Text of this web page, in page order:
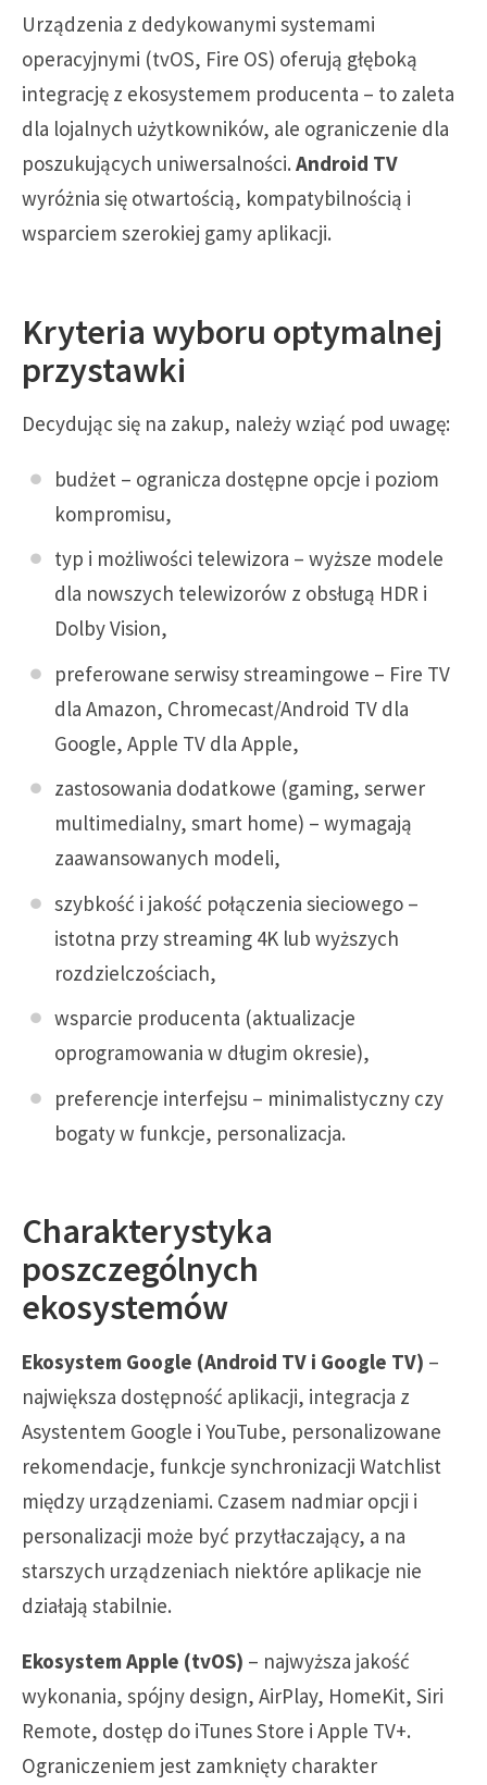
Urządzenia z dedykowanymi systemami
operacyjnymi (tvOS, Fire OS) oferują głęboką
integrację z ekosystemem producenta – to zaleta
dla lojalnych użytkowników, ale ograniczenie dla
poszukujących uniwersalności. Android TV
wyróżnia się otwartością, kompatybilnością i
wsparciem szerokiej gamy aplikacji.
Kryteria wyboru optymalnej
przystawki
Decydując się na zakup, należy wziąć pod uwagę:
budżet – ogranicza dostępne opcje i poziom
kompromisu,
typ i możliwości telewizora – wyższe modele
dla nowszych telewizorów z obsługą HDR i
Dolby Vision,
preferowane serwisy streamingowe – Fire TV
dla Amazon, Chromecast/Android TV dla
Google, Apple TV dla Apple,
zastosowania dodatkowe (gaming, serwer
multimedialny, smart home) – wymagają
zaawansowanych modeli,
szybkość i jakość połączenia sieciowego –
istotna przy streaming 4K lub wyższych
rozdzielczościach,
wsparcie producenta (aktualizacje
oprogramowania w długim okresie),
preferencje interfejsu – minimalistyczny czy
bogaty w funkcje, personalizacja.
Charakterystyka
poszczególnych
ekosystemów
Ekosystem Google (Android TV i Google TV) –
największa dostępność aplikacji, integracja z
Asystentem Google i YouTube, personalizowane
rekomendacje, funkcje synchronizacji Watchlist
między urządzeniami. Czasem nadmiar opcji i
personalizacji może być przytłaczający, a na
starszych urządzeniach niektóre aplikacje nie
działają stabilnie.
Ekosystem Apple (tvOS) – najwyższa jakość
wykonania, spójny design, AirPlay, HomeKit, Siri
Remote, dostęp do iTunes Store i Apple TV+.
Ograniczeniem jest zamknięty charakter